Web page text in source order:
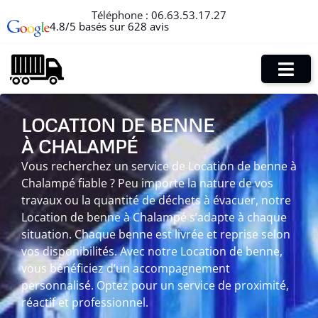
Téléphone : 06.63.53.17.27
4.8/5 basés sur 628 avis
LOCATION DE BENNE
À CHALAMPÉ
Vous recherchez un service de Location de benne à
Chalampé fiable ? Peu importe la nature de vos
travaux ou la quantité de déchets à évacuer, notre
Location de benne à Chalampé s’adapte à chaque
situation. Chaque benne est livrée et reprise selon
vos disponibilités. Avec notre Location de benne,
vous bénéficiez d’un accompagnement
personnalisé. Optez pour un service de proximité,
réactif et professionnel.